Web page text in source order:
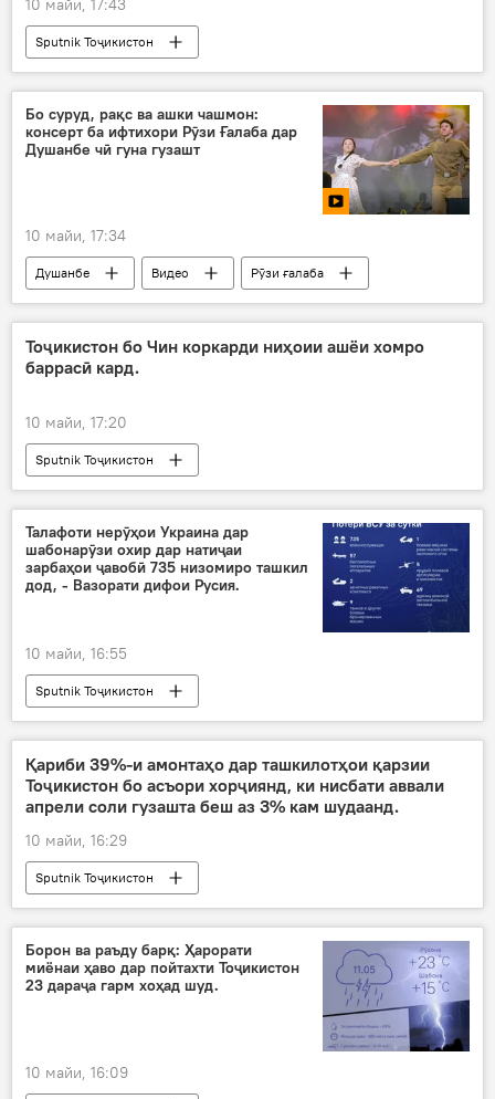
10 майи, 17:43
Sputnik Тоҷикистон
Бо суруд, рақс ва ашки чашмон:
консерт ба ифтихори Рӯзи Ғалаба дар
Душанбе чӣ гуна гузашт
10 майи, 17:34
Душанбе Видео
Рӯзи ғалаба
ҷашни рӯзи Ғалаба
ба ифтихори рӯзи Ғалаба
Фарҳанг
Тоҷикистон бо Чин коркарди ниҳоии ашёи хомро
баррасӣ кард.
10 майи, 17:20
Sputnik Тоҷикистон
Талафоти нерӯҳои Украина дар
шабонарӯзи охир дар натиҷаи
зарбаҳои ҷавобӣ 735 низомиро ташкил
дод, - Вазорати дифои Русия.
10 майи, 16:55
Sputnik Тоҷикистон
Қариби 39%-и амонтаҳо дар ташкилотҳои қарзии
Тоҷикистон бо асъори хорҷиянд, ки нисбати аввали
апрели соли гузашта беш аз 3% кам шудаанд.
10 майи, 16:29
Sputnik Тоҷикистон
Борон ва раъду барқ: Ҳарорати
миёнаи ҳаво дар пойтахти Тоҷикистон
23 дараҷа гарм хоҳад шуд.
10 майи, 16:09